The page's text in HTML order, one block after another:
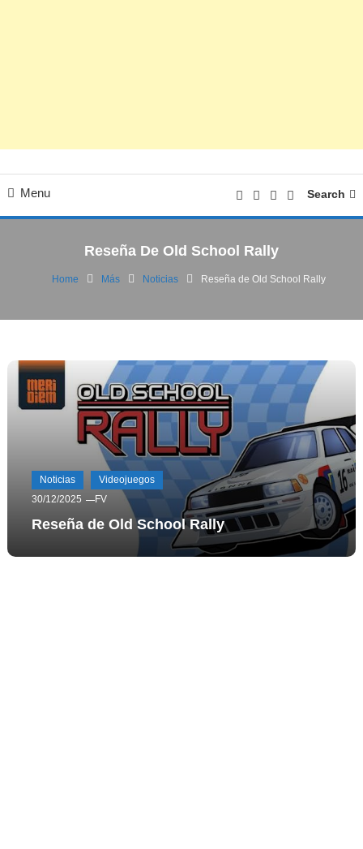
Menu Search
Reseña De Old School Rally
Home Más Noticias Reseña de Old School Rally
Noticias
Videojuegos
30/12/2025
FV
Reseña de Old School Rally